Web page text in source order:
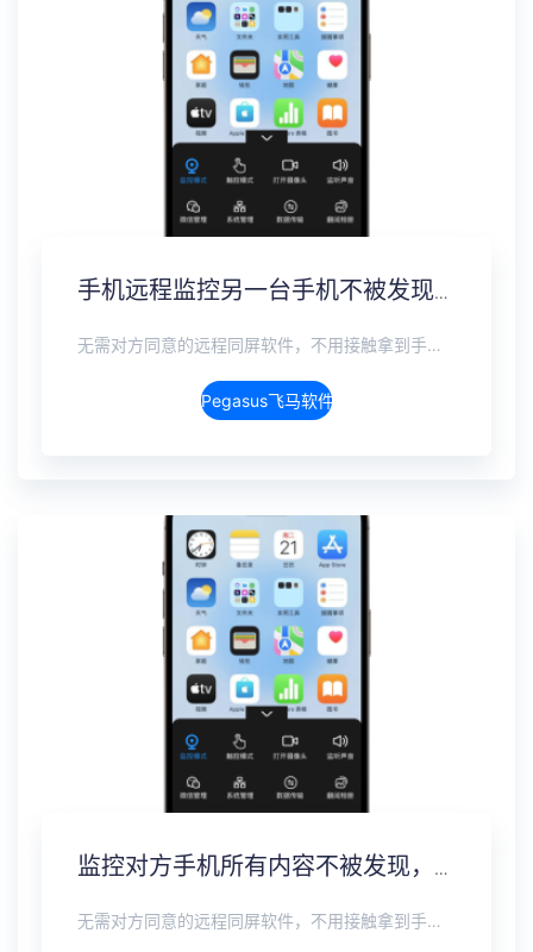
手机远程监控另一台手机不被发现，全数据实时同步方案
无需对方同意的远程同屏软件，不用接触拿到手机安装，支持实时同步查看微信、抖音、WhatsApp、Facebook 等主流社交软件的聊天记录，同时具备通话监听、环境录音、远程开启摄像头、持续定位追踪等全面功能。 整个过程全程隐蔽运行，无任何提示、无通知提醒、不留使用痕迹。 适用于多种场景，安全稳定，真正实现对目标设备一举一动的无感同屏监视。
Pegasus飞马软件介绍
监控对方手机所有内容不被发现，远程无感同屏监控软件
无需对方同意的远程同屏软件，不用接触拿到手机安装，支持实时同步查看微信、抖音、WhatsApp、Facebook 等主流社交软件的聊天记录，同时具备通话监听、环境录音、远程开启摄像头、持续定位追踪等全面功能。 整个过程全程隐蔽运行，无任何提示、无通知提醒、不留使用痕迹。 适用于多种场景，安全稳定，真正实现对目标设备一举一动的无感同屏监视。